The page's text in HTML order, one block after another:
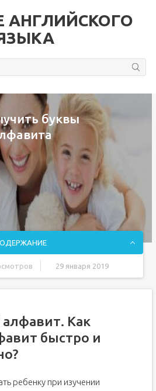
АНГЛИЙСКОГО
буквы
29 января 2019
и произношение
при помощи прописей
и поем песенки
Как
быстро и
ребенку при изучении